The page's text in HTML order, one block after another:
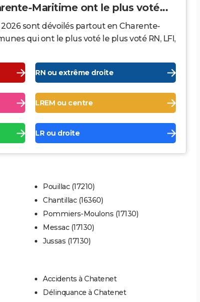
Maritime ont le plus voté...
sont dévoilés partout en Charente-
qui ont le plus voté le plus voté RN, LFI,
RN ou extrême droite
LREM ou centre
LR ou droite
Pouillac (17210)
Chantillac (16360)
Pommiers-Moulons (17130)
Messac (17130)
Jussas (17130)
Accidents à Chatenet
Délinquance à Chatenet